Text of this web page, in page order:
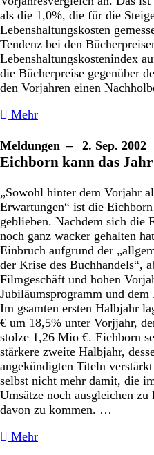
als die 1,0%, die für die
Lebenshaltungskosten
Tendenz bei den
Lebenshaltungskostenindex
die Bücherpreise gegenüber
den Vorjahren einen
Mehr
Meldungen – 2. Sep. 2002
Eichborn kann das
„Sowohl hinter dem Vorjahr
Erwartungen“ ist die
geblieben. Nachdem sich die
noch ganz wacker gehalten
Einbruch aufgrund der
der Krise des Buchhandels“,
Filmgeschäft und hohen
Jubiläumsprogramm und
Im gsamten ersten Halbjahr
€ um 18,5% unter Vorjjahr,
stolze 1,26 Mio €. Eichborn
stärkere zweite Halbjahr,
angekündigten Titeln
selbst nicht mehr damit, die
Umsätze noch ausgleichen
davon zu kommen. …
Mehr